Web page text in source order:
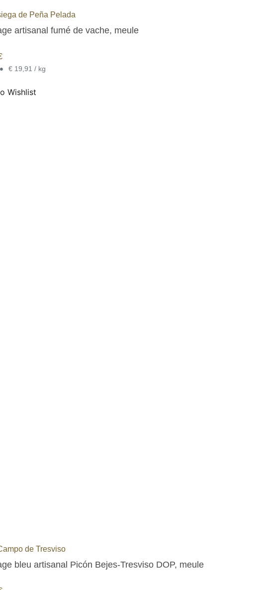
de Peña Pelada
artisanal fumé de vache, meule
• € 19,91 / kg
Wishlist
de Tresviso
bleu artisanal Picón Bejes-Tresviso DOP, meule